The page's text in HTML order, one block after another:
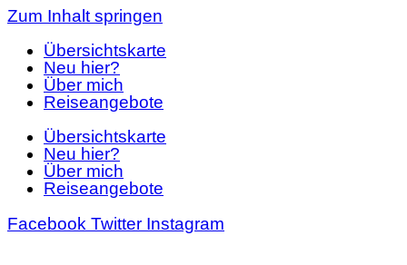
Zum Inhalt springen
Übersichtskarte
Neu hier?
Über mich
Reiseangebote
Übersichtskarte
Neu hier?
Über mich
Reiseangebote
Facebook Twitter Instagram